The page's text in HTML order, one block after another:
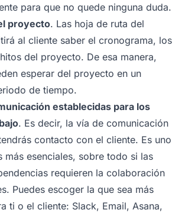
para que no quede ninguna duda.
proyecto. Las hoja de ruta del
al cliente saber el cronograma, los
del proyecto. De esa manera,
esperar del proyecto en un
de tiempo.
establecidas para los
. Es decir, la vía de comunicación
contacto con el cliente. Es uno
más esenciales, sobre todo si las
requieren la colaboración
Puedes escoger la que sea más
ti o el cliente: Slack, Email, Asana,